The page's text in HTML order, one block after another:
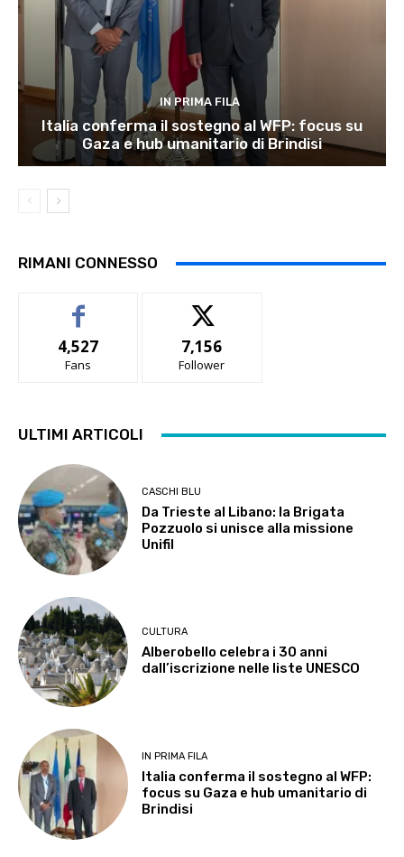
IN PRIMA FILA
Italia conferma il sostegno al WFP: focus su
Gaza e hub umanitario di Brindisi
RIMANI CONNESSO
4,527
Fans
7,156
Follower
ULTIMI ARTICOLI
CASCHI BLU
Da Trieste al Libano: la Brigata
Pozzuolo si unisce alla missione
Unifil
CULTURA
Alberobello celebra i 30 anni
dall’iscrizione nelle liste UNESCO
IN PRIMA FILA
Italia conferma il sostegno al WFP:
focus su Gaza e hub umanitario di
Brindisi